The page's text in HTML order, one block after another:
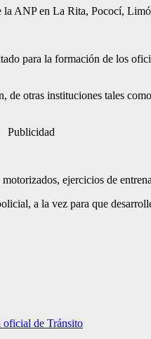
la ANP en La Rita, Pococí,
para la formación de los
otras instituciones tales
Publicidad
ejercicios de
a la vez para que
oficial de Tránsito